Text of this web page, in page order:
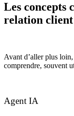
Les concepts
relation client
Avant d’aller plus
comprendre, souvent
Agent IA